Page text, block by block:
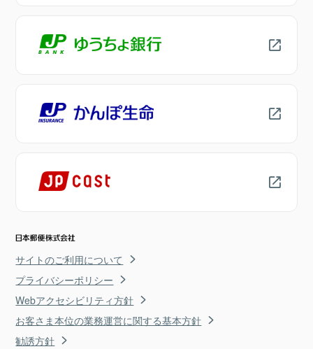
サイトのご利用について
プライバシーポリシー
Webアクセシビリティ方針
お客さま本位の業務運営に関する基本方針
勧誘方針